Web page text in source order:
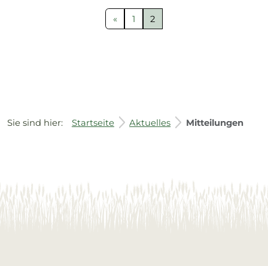
« 1 2
Sie sind hier: Startseite Aktuelles Mitteilungen